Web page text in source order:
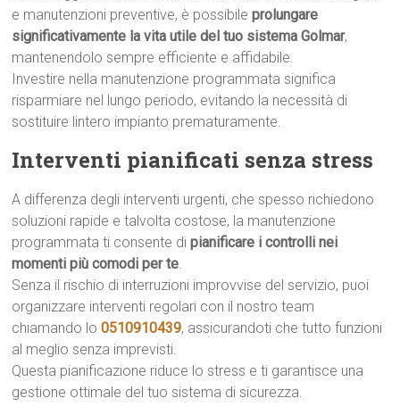
e manutenzioni preventive, è possibileprolungare
significativamente la vita utile del tuo sistema Golmar,
mantenendolo sempre efficiente e affidabile.
Investire nella manutenzione programmata significa
risparmiare nel lungo periodo, evitando la necessità di
sostituire lintero impianto prematuramente.
Interventi pianificati senza stress
A differenza degli interventi urgenti, che spesso richiedono
soluzioni rapide e talvolta costose, la manutenzione
programmata ti consente dipianificare i controlli nei
momenti più comodi per te.
Senza il rischio di interruzioni improvvise del servizio, puoi
organizzare interventi regolari con il nostro team
chiamando lo0510910439, assicurandoti che tutto funzioni
al meglio senza imprevisti.
Questa pianificazione riduce lo stress e ti garantisce una
gestione ottimale del tuo sistema di sicurezza.